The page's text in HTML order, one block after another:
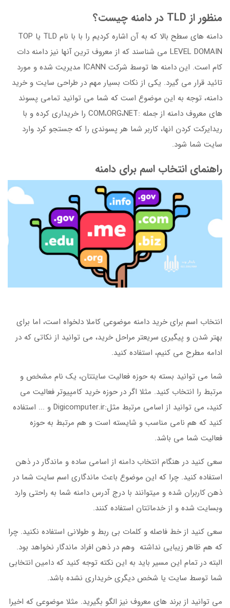
منظور از TLD در دامنه چیست؟
دامنه های سطح بالا که به آن اشاره کردیم را با با نام TLD یا TOP
LEVEL DOMAIN می شناسند که از معروف ترین آنها نیز دامنه دات
کام است. این دامنه ها توسط شرکت ICANN مدیریت شده و مورد
تائید قرار می گیرد. یکی از نکات بسیار مهم در طراحی سایت و خرید
دامنه، توجه به این موضوع است که شما می توانید تمامی پسوند
های معروف دامنه از جمله :COM،ORG،NET را خریداری کرده و با
ریدایرکت کردن انها، کاربر شما هر پسوندی را که جستجو کرد وارد
سایت شما شود.
راهنمای انتخاب اسم برای دامنه
انتخاب اسم برای خرید دامنه موضوعی کاملا دلخواه است، اما برای
بهتر شدن و پیگیری سریعتر مراحل خرید، می توانید از نکاتی که در
ادامه مطرح می کنیم، استفاده کنید.
شما می توانید بسته به حوزه فعالیت سایتتان، یک نام مشخص و
مرتبط را انتخاب کنید. مثلا اگر در حوزه خرید کامپیوتر فعالیت می
کنید، می توانید از اسامی مرتبط مثل:Digicomputer.ir و ... استفاده
کنید که هم نامی مناسب و شایسته است و هم مرتبط به حوزه
فعالیت شما می باشد.
سعی کنید در هنگام انتخاب دامنه از اسامی ساده و ماندگار در ذهن
استفاده کنید. چرا که این موضوع باعث ماندگاری اسم سایت شما در
ذهن کاربران شده و میتوانند با درج آدرس دامنه شما به راحتی وارد
وبسایت شده و از خدماتتان استفاده کنند.
سعی کنید از خط فاصله و کلمات بی ربط و طولانی استفاده نکنید. چرا
که هم ظاهر زیبایی نداشته وهم در ذهن افراد ماندگار نخواهد بود.
البته در تمام این مسیر باید به این نکته توجه کنید که دامین انتخابی
شما توسط سایت یا شخص دیگری خریداری نشده باشد.
می توانید از برند های معروف نیز الگو بگیرید. مثلا موضوعی که اخیرا